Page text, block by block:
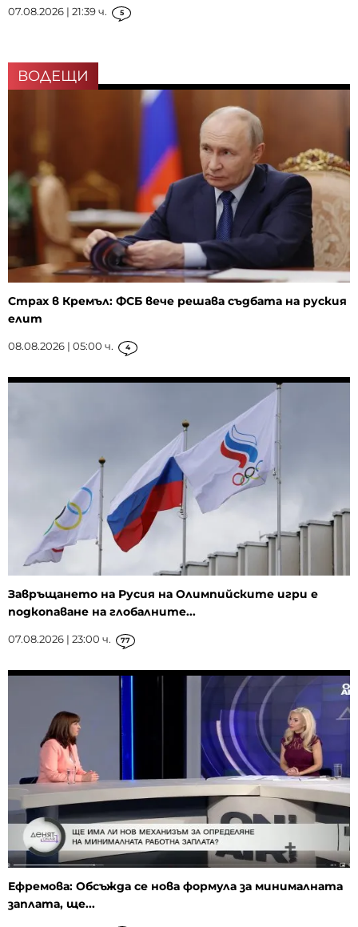
07.08.2026 | 21:39 ч. 5
ВОДЕЩИ
Страх в Кремъл: ФСБ вече решава съдбата на руския
елит
08.08.2026 | 05:00 ч. 4
Завръщането на Русия на Олимпийските игри е
подкопаване на глобалните...
07.08.2026 | 23:00 ч. 77
Ефремова: Обсъжда се нова формула за минималната
заплата, ще...